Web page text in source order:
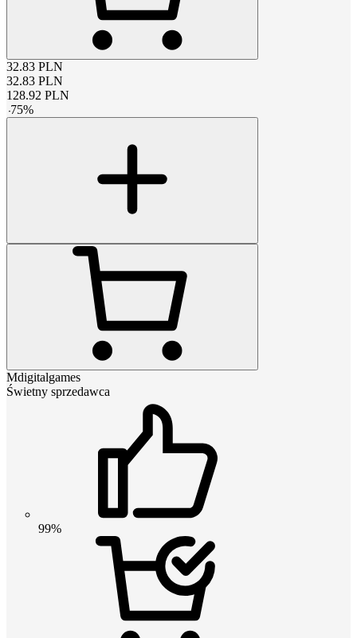
32.83 PLN
32.83 PLN
128.92 PLN
-75%
Mdigitalgames
Świetny sprzedawca
99%